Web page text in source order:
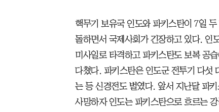
핵무기 보유국 인도와 파키스탄이 7일
돌하면서 국제사회가 긴장하고 있다. 인
미사일로 타격하고 파키스탄도 보복 공
다쳤다. 파키스탄은 인도군 전투기 다섯
는 등 신경전도 벌였다. 앞서 지난달 파
사망하자 인도는 파키스탄으로 흐르는